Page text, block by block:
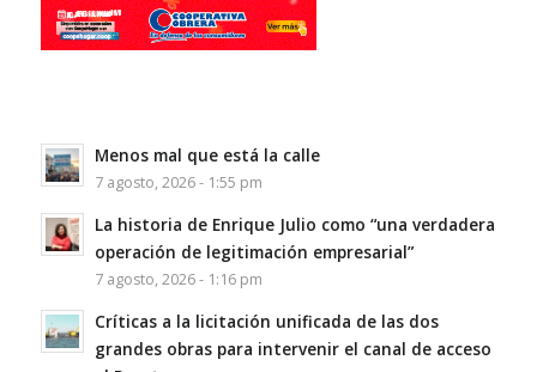
Menos mal que está la calle
7 agosto, 2026 - 1:55 pm
La historia de Enrique Julio como “una verdadera
operación de legitimación empresarial”
7 agosto, 2026 - 1:16 pm
Críticas a la licitación unificada de las dos
grandes obras para intervenir el canal de acceso